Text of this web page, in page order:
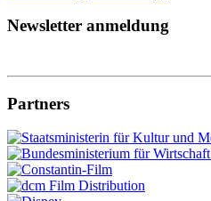
Newsletter anmeldung
Partners